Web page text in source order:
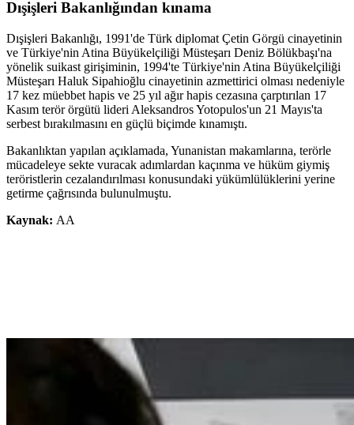
Dışişleri Bakanlığından kınama
Dışişleri Bakanlığı, 1991'de Türk diplomat Çetin Görgü cinayetinin
ve Türkiye'nin Atina Büyükelçiliği Müsteşarı Deniz Bölükbaşı'na
yönelik suikast girişiminin, 1994'te Türkiye'nin Atina Büyükelçiliği
Müsteşarı Haluk Sipahioğlu cinayetinin azmettirici olması nedeniyle
17 kez müebbet hapis ve 25 yıl ağır hapis cezasına çarptırılan 17
Kasım terör örgütü lideri Aleksandros Yotopulos'un 21 Mayıs'ta
serbest bırakılmasını en güçlü biçimde kınamıştı.
Bakanlıktan yapılan açıklamada, Yunanistan makamlarına, terörle
mücadeleye sekte vuracak adımlardan kaçınma ve hüküm giymiş
teröristlerin cezalandırılması konusundaki yükümlülüklerini yerine
getirme çağrısında bulunulmuştu.
Kaynak: AA